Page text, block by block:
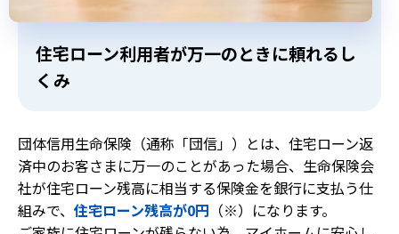
住宅ローン利用者が万一のときに頼れるし
くみ
団体信用生命保険（通称「団信」）とは、住宅ローン返
済中のお客さまに万一のことがあった場合、生命保険会
社が住宅ローン残高に相当する保険金を銀行に支払う仕
組みで、 住宅ローン残高が0円 （※）になります。